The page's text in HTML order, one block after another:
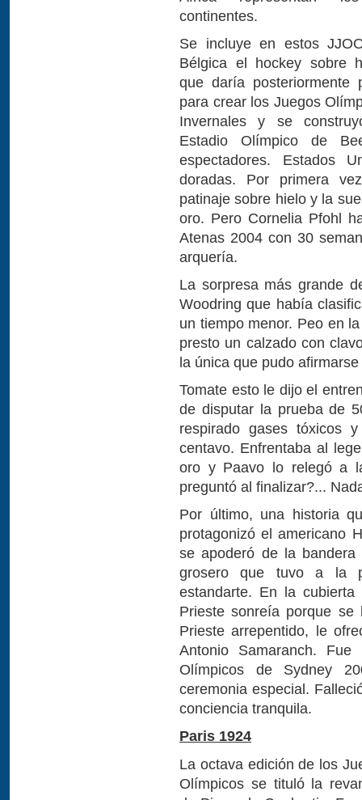
continentes.
Se incluye en estos
Bélgica el hockey sobre
que daría posteriormente
para crear los Juegos
Invernales y se
Estadio Olímpico de
espectadores. Estados
doradas. Por primera
patinaje sobre hielo y la
oro. Pero Cornelia Pfohl
Atenas 2004 con 30
arquería.
La sorpresa más grande
Woodring que había
un tiempo menor. Peo en
presto un calzado con
la única que pudo
Tomate esto le dijo el
de disputar la prueba de
respirado gases tóxicos
centavo. Enfrentaba al
oro y Paavo lo relegó a
preguntó al finalizar?...
Por último, una historia
protagonizó el americano
se apoderó de la
grosero que tuvo a la
estandarte. En la
Prieste sonreía porque
Prieste arrepentido, le
Antonio Samaranch.
Olímpicos de Sydney
ceremonia especial.
conciencia tranquila.
Paris 1924
La octava edición de los
Olímpicos se tituló la